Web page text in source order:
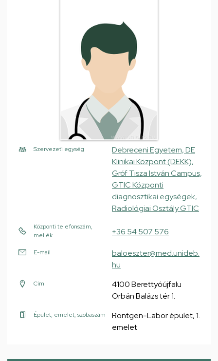
Szervezeti egység
Debreceni Egyetem, DE
Klinikai Központ (DEKK),
Gróf Tisza István Campus,
GTIC Központi
diagnosztikai egységek,
Radiológiai Osztály GTIC
Központi telefonszám,
mellék
+36 54 507 576
E-mail
baloeszter@med.unideb.
hu
Cím
4100 Berettyóújfalu
Orbán Balázs tér 1.
Épület, emelet, szobaszám
Röntgen-Labor épület, 1.
emelet